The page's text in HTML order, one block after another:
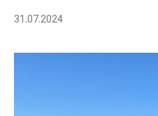
31.07.2024